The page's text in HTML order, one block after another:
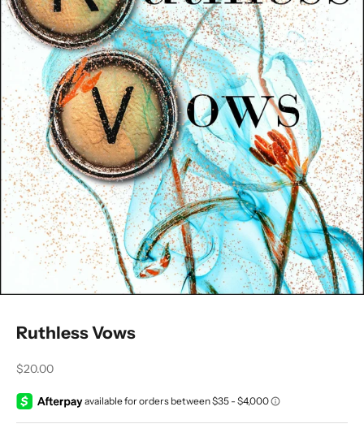
Ruthless Vows
Prix de vente
$20.00